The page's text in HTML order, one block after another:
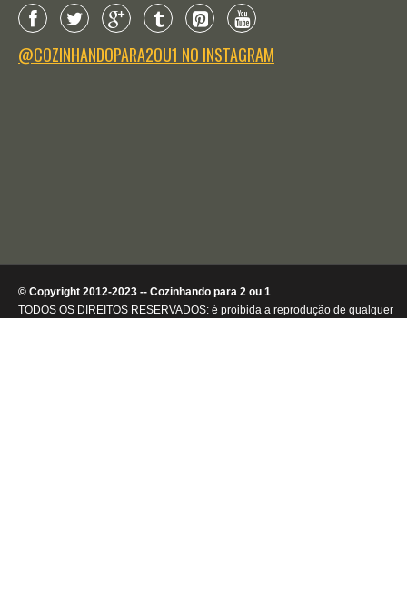
@COZINHANDOPARA2OU1 NO INSTAGRAM
© Copyright 2012-2023 -- Cozinhando para 2 ou 1
TODOS OS DIREITOS RESERVADOS: é proibida a reprodução de qualquer